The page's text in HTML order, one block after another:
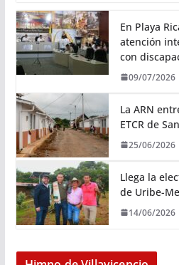
En Playa
atención
con
09/07/2026
La ARN
ETCR de
25/06/2026
Llega la
de Uribe-
14/06/2026